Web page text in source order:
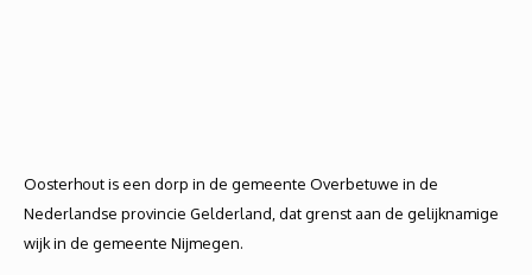
Oosterhout is een dorp in de gemeente Overbetuwe in de
Nederlandse provincie Gelderland, dat grenst aan de gelijknamige
wijk in de gemeente Nijmegen.